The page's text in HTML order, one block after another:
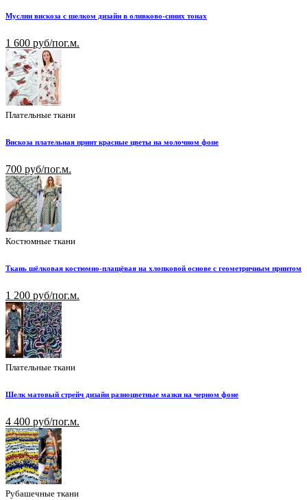
Муслин вискоза с шелком дизайн в оливково-синих тонах
1 600 руб/пог.м.
Плательные ткани
Вискоза плательная принт красные цветы на молочном фоне
700 руб/пог.м.
Костюмные ткани
Ткань шёлковая костюмно-плащёвая на хлопковой основе с геометричным принтом
1 200 руб/пог.м.
Плательные ткани
Шелк матовый стрейч дизайн разноцветные мазки на черном фоне
4 400 руб/пог.м.
Рубашечные ткани